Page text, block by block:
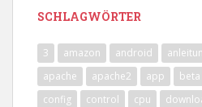
SCHLAGWÖRTER
3 amazon android
apache
apache2 app beta
config
control cpu